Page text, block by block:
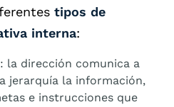
tipos de
interna:
: la dirección comunica a
jerarquía la información,
e instrucciones que